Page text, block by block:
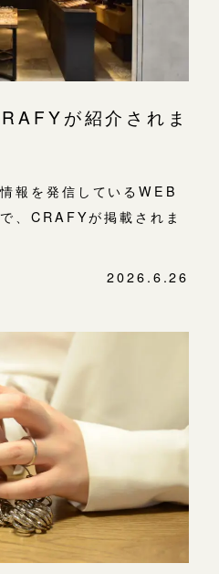
目黒本店
表参道店
軽井沢店
京都店
婚約指輪
結婚指輪
お客様の声
が紹介されま
報を発信しているWEB
、CRAFYが掲載されま
2026.6.26
来店ご予約
来店ご予約
来店ご予約
来店ご予約
来店ご予約
ご予約